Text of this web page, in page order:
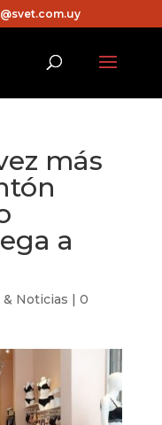
más
a
& Noticias | 0